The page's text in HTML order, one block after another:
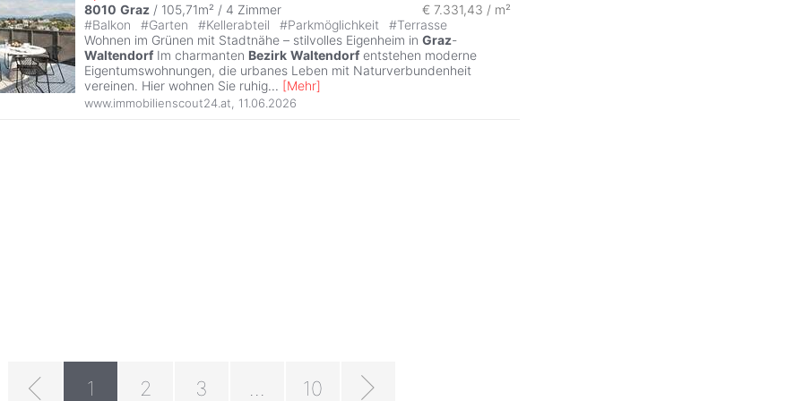
8010 Graz / 105,71m² / 4 Zimmer
€ 7.331,43 / m²
#Balkon #Garten #Kellerabteil #Parkmöglichkeit #Terrasse
Wohnen im Grünen mit Stadtnähe – stilvolles Eigenheim in Graz-
Waltendorf Im charmanten Bezirk Waltendorf entstehen moderne
Eigentumswohnungen, die urbanes Leben mit Naturverbundenheit
vereinen. Hier wohnen Sie ruhig... [Mehr]
www.immobilienscout24.at 11.06.2026
1 2 3 10